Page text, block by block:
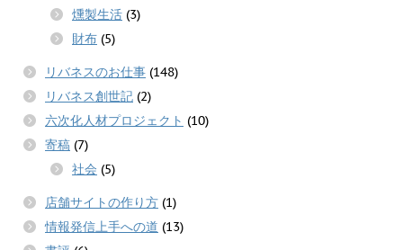
燻製生活 (3)
財布 (5)
リバネスのお仕事 (148)
リバネス創世記 (2)
六次化人材プロジェクト (10)
寄稿 (7)
社会 (5)
店舗サイトの作り方 (1)
情報発信上手への道 (13)